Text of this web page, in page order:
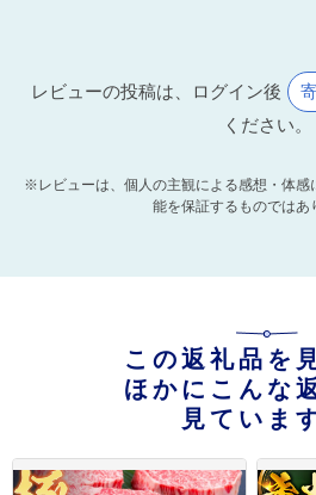
レビューの投稿は、ログイン後
ください。
※レビューは、個人の主観による感想・体感
能を保証するものではあ
この返礼品を
ほかにこんな
見ていま